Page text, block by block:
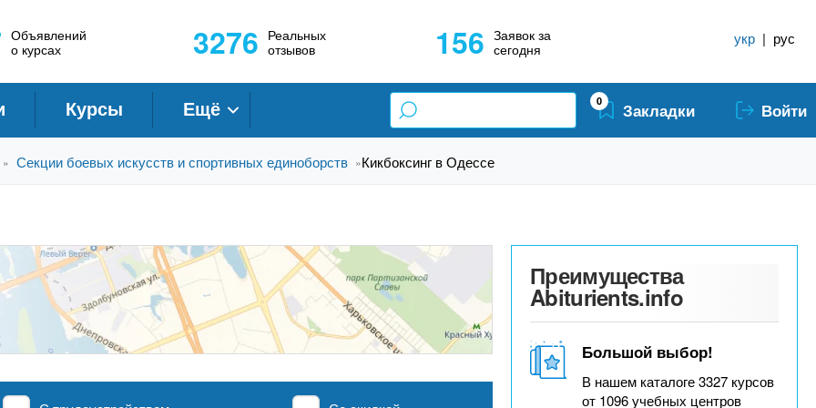
Объявлений
о курсах
3276 Реальных
отзывов
156 Заявок за
сегодня
укр | рус
Курсы Ещё 0 Закладки Войти
» Секции боевых искусств и спортивных единоборств »Кикбоксинг в Одессе
Преимущества
Abiturients.info
Большой выбор!
В нашем каталоге 3327 курсов
от 1096 учебных центров